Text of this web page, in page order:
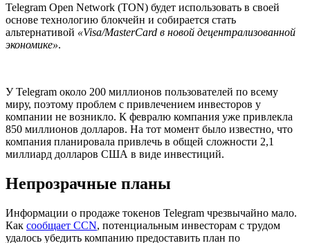
Telegram Open Network (TON) будет использовать в своей
основе технологию блокчейн и собирается стать
альтернативой «Visa/MasterCard в новой децентрализованной
экономике».
У Telegram около 200 миллионов пользователей по всему
миру, поэтому проблем с привлечением инвесторов у
компании не возникло. К февралю компания уже привлекла
850 миллионов долларов. На тот момент было известно, что
компания планировала привлечь в общей сложности 2,1
миллиард долларов США в виде инвестиций.
Непрозрачные планы
Информации о продаже токенов Telegram чрезвычайно мало.
Как сообщает CCN, потенциальным инвесторам с трудом
удалось убедить компанию предоставить план по